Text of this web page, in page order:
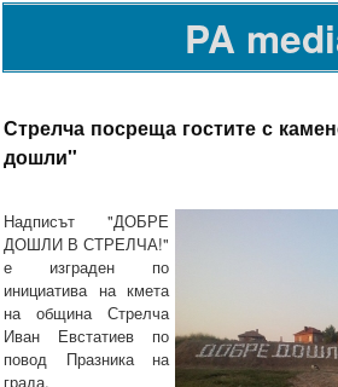
PA
Стрелча посреща гостите с
дошли"
Надписът "ДОБРЕ
ДОШЛИ В СТРЕЛЧА!"
е изграден по
инициатива на кмета
на община Стрелча
Иван Евстатиев по
повод Празника на
града.